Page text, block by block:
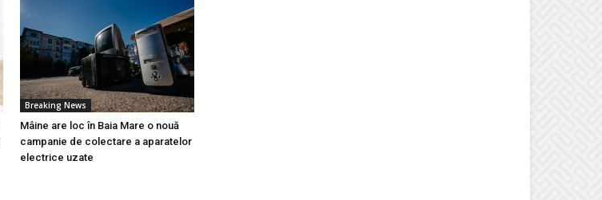
Breaking News
Mâine are loc în Baia Mare o nouă
campanie de colectare a aparatelor
electrice uzate